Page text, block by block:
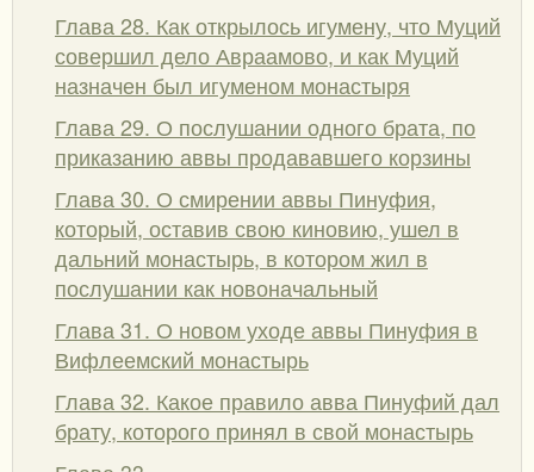
Глава 28. Как открылось игумену, что Муций
совершил дело Авраамово, и как Муций
назначен был игуменом монастыря
Глава 29. О послушании одного брата, по
приказанию аввы продававшего корзины
Глава 30. О смирении аввы Пинуфия,
который, оставив свою киновию, ушел в
дальний монастырь, в котором жил в
послушании как новоначальный
Глава 31. О новом уходе аввы Пинуфия в
Вифлеемский монастырь
Глава 32. Какое правило авва Пинуфий дал
брату, которого принял в свой монастырь